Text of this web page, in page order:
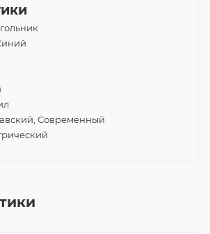
Современный